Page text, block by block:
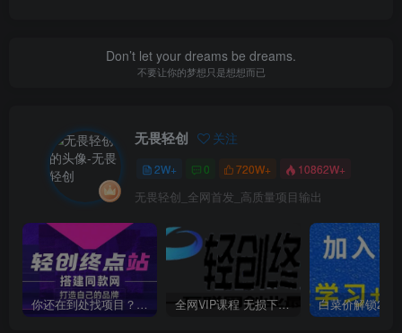
Don’t let your dreams be dreams.
不要让你的梦想只是想想而已
无畏轻创 关注
2W+ 0 720W+ 10862W+
无畏轻创_全网首发_高质量项目输出
你还在到处找项目？还在当韭菜？我靠卖项目一个月收入5万+，曾经我也是个失败者。 全网VIP课程 无损下载~